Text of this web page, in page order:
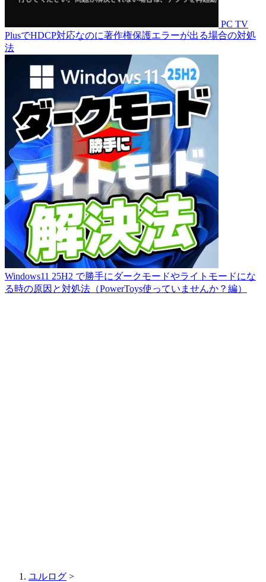
PC TV
PlusでHDCP対応なのに著作権保護エラーが出る場合の対処
法
Windows11 25H2 で勝手にダークモードやライトモードにな
る時の原因と対処法（PowerToys使っていませんか？編）
ユルログ >